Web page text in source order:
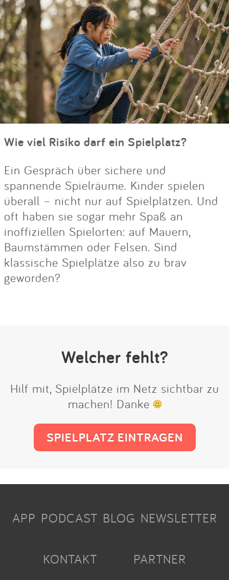
Wie viel Risiko darf ein Spielplatz?
Ein Gespräch über sichere und
spannende Spielräume. Kinder spielen
überall – nicht nur auf Spielplätzen. Und
oft haben sie sogar mehr Spaß an
inoffiziellen Spielorten: auf Mauern,
Baumstämmen oder Felsen. Sind
klassische Spielplätze also zu brav
geworden?
Welcher fehlt?
Hilf mit, Spielplätze im Netz sichtbar zu
machen! Danke
SPIELPLATZ EINTRAGEN
APP PODCAST BLOG NEWSLETTER
KONTAKT PARTNER